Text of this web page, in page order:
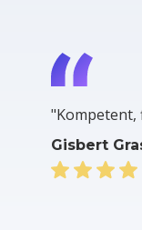
"Kompetent,
Gisbert